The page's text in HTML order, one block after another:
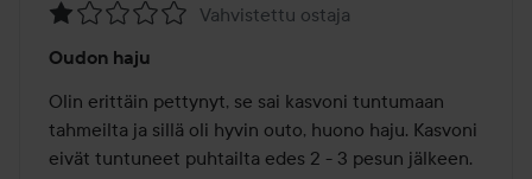
1
/
5
Vahvistettu ostaja
Oudon haju
Olin erittäin pettynyt, se sai kasvoni tuntumaan
tahmeilta ja sillä oli hyvin outo, huono haju. Kasvoni
eivät tuntuneet puhtailta edes 2 - 3 pesun jälkeen.